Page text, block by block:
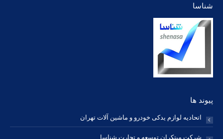
opens
in
new
window
new
window
in
new
window
in
new
شناسا
پیوند ها
اتحادیه لوازم یدکی خودرو و ماشین آلات تهران
شرکت مبتکران توسعه و تجارت شناسا